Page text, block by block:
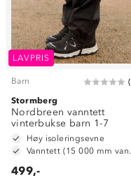
LAVPRIS
Barn (
Stormberg
Nordbreen vanntett
vinterbukse barn 1-7
Høy isoleringsevne
499,-